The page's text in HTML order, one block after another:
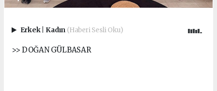
Erkek Kadın (Haberi Sesli Oku)
>> DOĞAN GÜLBASAR